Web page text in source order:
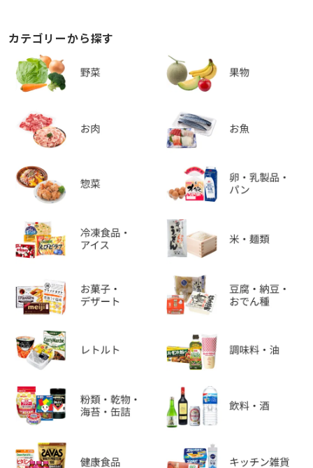
カテゴリーから探す